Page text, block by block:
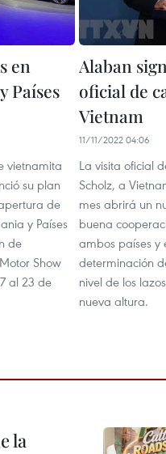
en
Países
vietnamita
su plan
de
y Países
de
Show
al 23 de
Alaban
oficial de
Vietnam
11/11/2022 04:06
La visita oficial
Scholz, a
mes abrirá un
buena
ambos países y
determinación
nivel de los
nueva altura.
la